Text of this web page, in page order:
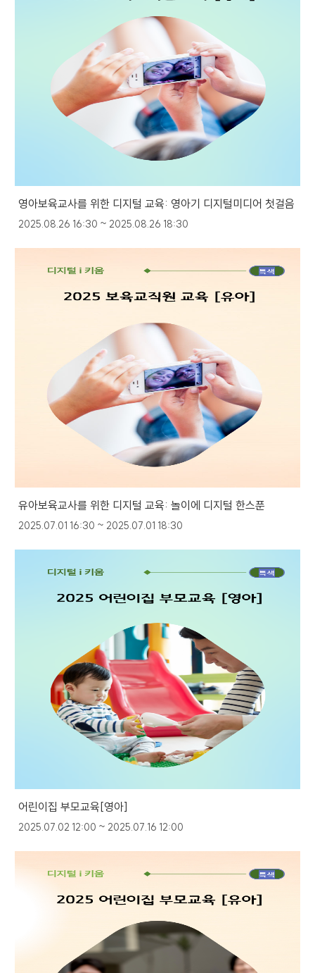
영아보육교사를 위한 디지털 교육: 영아기 디지털미디어 첫걸음
2025.08.26 16:30 ~ 2025.08.26 18:30
유아보육교사를 위한 디지털 교육: 놀이에 디지털 한스푼
2025.07.01 16:30 ~ 2025.07.01 18:30
어린이집 부모교육[영아]
2025.07.02 12:00 ~ 2025.07.16 12:00